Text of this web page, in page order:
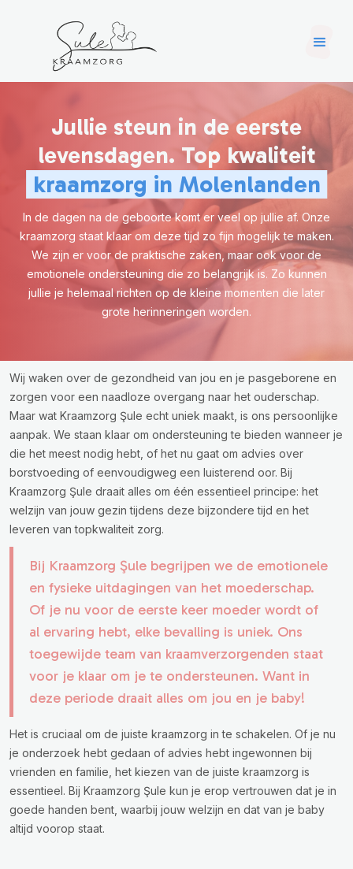
Jullie steun in de eerste
levensdagen. Top kwaliteit
kraamzorg in Molenlanden
In de dagen na de geboorte komt er veel op jullie af. Onze
kraamzorg staat klaar om deze tijd zo fijn mogelijk te maken.
We zijn er voor de praktische zaken, maar ook voor de
emotionele ondersteuning die zo belangrijk is. Zo kunnen
jullie je helemaal richten op de kleine momenten die later
grote herinneringen worden.
Wij waken over de gezondheid van jou en je pasgeborene en
zorgen voor een naadloze overgang naar het ouderschap.
Maar wat Kraamzorg Şule echt uniek maakt, is ons persoonlijke
aanpak. We staan klaar om ondersteuning te bieden wanneer je
die het meest nodig hebt, of het nu gaat om advies over
borstvoeding of eenvoudigweg een luisterend oor. Bij
Kraamzorg Şule draait alles om één essentieel principe: het
welzijn van jouw gezin tijdens deze bijzondere tijd en het
leveren van topkwaliteit zorg.
Bij Kraamzorg Şule begrijpen we de emotionele
en fysieke uitdagingen van het moederschap.
Of je nu voor de eerste keer moeder wordt of
al ervaring hebt, elke bevalling is uniek. Ons
toegewijde team van kraamverzorgenden staat
voor je klaar om je te ondersteunen. Want in
deze periode draait alles om jou en je baby!
Het is cruciaal om de juiste kraamzorg in te schakelen. Of je nu
je onderzoek hebt gedaan of advies hebt ingewonnen bij
vrienden en familie, het kiezen van de juiste kraamzorg is
essentieel. Bij Kraamzorg Şule kun je erop vertrouwen dat je in
goede handen bent, waarbij jouw welzijn en dat van je baby
altijd voorop staat.